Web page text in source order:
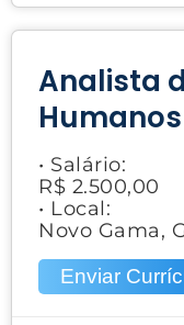
Analista
Humanos
• Salário:
R$ 2.500,00
• Local:
Novo Gama,
Enviar